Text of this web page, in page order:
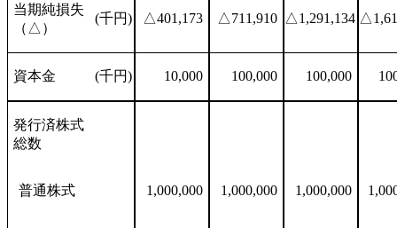
当期純損失
（△）
(千円) △401,173 △711,910 △1,291,134
資本金 (千円) 10,000 100,000 100,000
発行済株式
総数
普通株式 1,000,000 1,000,000 1,000,000